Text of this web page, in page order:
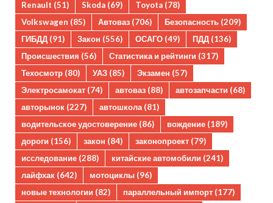
Renault (51) Skoda (69) Toyota (78)
Volkswagen (85) Автоваз (706) Безопасность (209)
ГИБДД (91) Закон (556) ОСАГО (49) ПДД (136)
Происшествия (56) Статистика и рейтинги (317)
Техосмотр (80) УАЗ (85) Экзамен (57)
Электросамокат (74) автоваз (88) автозапчасти (68)
авторынок (227) автошкола(81)
водительское удостоверение (86) вождение (189)
дороги (156) закон (84) законопроект (79)
исследование (288) китайские автомобили (241)
лайфхак (642) мотоциклы (96)
новые технологии (82) параллельный импорт (177)